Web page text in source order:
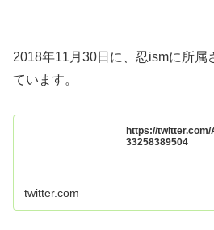
2018年11月30日に、忍ismに所属
ています。
https://
33258389504
twitter.com